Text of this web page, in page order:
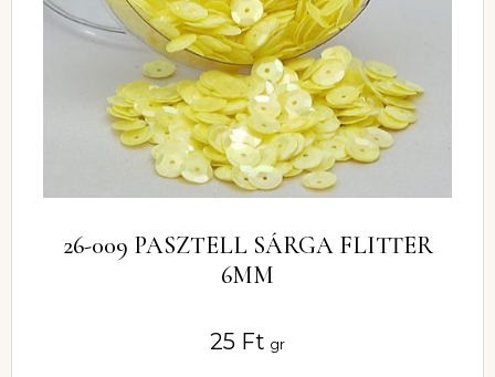
26-009 PASZTELL SÁRGA FLITTER
6MM
25 Ft gr